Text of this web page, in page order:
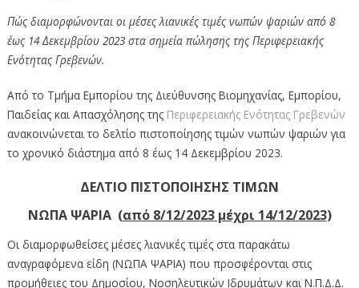
Πώς διαμορφώνονται οι μέσες λιανικές τιμές νωπών ψαριών από 8
έως 14 Δεκεμβρίου 2023 στα σημεία πώλησης της Περιφερειακής
Ενότητας Γρεβενών.
Από το Τμήμα Εμπορίου της Διεύθυνσης Βιομηχανίας, Εμπορίου,
Παιδείας και Απασχόλησης της Περιφερειακής Ενότητας Γρεβενών
ανακοινώνεται το δελτίο πιστοποίησης τιμών νωπών ψαριών για
το χρονικό διάστημα από 8 έως 14 Δεκεμβρίου 2023.
ΔΕΛΤΙΟ ΠΙΣΤΟΠΟΙΗΣΗΣ ΤΙΜΩΝ
ΝΩΠΑ ΨΑΡΙΑ (από 8/12/2023μέχρι 14/12/2023)
Οι διαμορφωθείσες μέσες λιανικές τιμές στα παρακάτω
αναγραφόμενα είδη (ΝΩΠΑ ΨΑΡΙΑ) που προσφέρονται στις
προμήθειες του Δημοσίου, Νοσηλευτικών Ιδρυμάτων και Ν.Π.Δ.Δ.